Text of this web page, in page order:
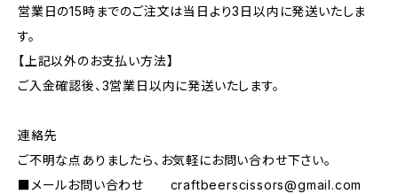
営業日の15時までのご注文は当日より3日以内に発送いたしま
す。
【上記以外のお支払い方法】
ご入金確認後、3営業日以内に発送いたします。
連絡先
ご不明な点ありましたら、お気軽にお問い合わせ下さい。
■メールお問い合わせ craftbeerscissors@gmail.com